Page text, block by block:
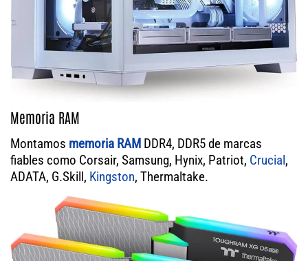
Memoria RAM
Montamos memoria RAM DDR4, DDR5 de marcas
fiables como Corsair, Samsung, Hynix, Patriot, Crucial,
ADATA, G.Skill, Kingston, Thermaltake.